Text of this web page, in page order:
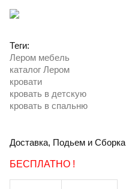
Теги:
Лером мебель
каталог Лером
кровати
кровать в детскую
кровать в спальню
Доставка, Подьем и Сборка
БЕСПЛАТНО !